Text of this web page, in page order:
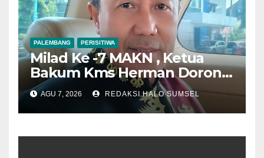
PALEMBANG PERISITIWA
Milad Ke -7 MAKN , Ketua
Bakum Kms Herman Dorong
Penguatan Kedudukan
Hukum dan Verifikasi
Nasional Kerajaan Adat
AGU 7, 2026 REDAKSI HALO SUMSEL